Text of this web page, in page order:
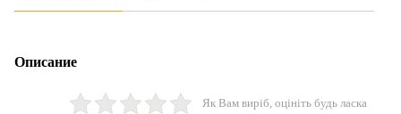
Описание
Як Вам виріб, оцініть будь ласка